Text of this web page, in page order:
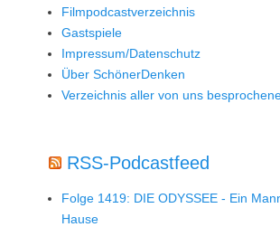
Filmpodcastverzeichnis
Gastspiele
Impressum/Datenschutz
Über SchönerDenken
Verzeichnis aller von uns
RSS-Podcastfeed
Folge 1419: DIE ODYSSEE - Ein
Hause